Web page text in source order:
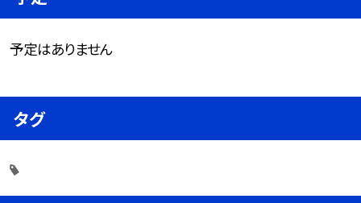
予定はありません
タグ